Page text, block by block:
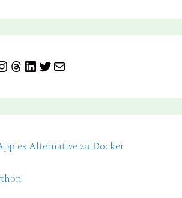
Threads
LinkedIn
Twitter
E-Mail
Alternative zu Docker